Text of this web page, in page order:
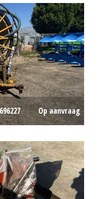
Op aanvraag